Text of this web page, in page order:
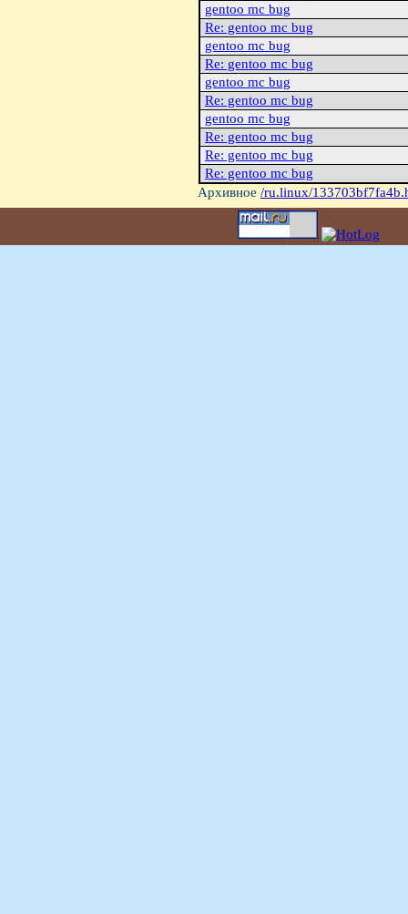
gentoo mc bug
Re: gentoo mc bug
gentoo mc bug
Re: gentoo mc bug
gentoo mc bug
Re: gentoo mc bug
gentoo mc bug
Re: gentoo mc bug
Re: gentoo mc bug
Re: gentoo mc bug
Архивное /ru.linux/